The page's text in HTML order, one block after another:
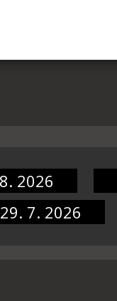
2026
29. 7. 2026